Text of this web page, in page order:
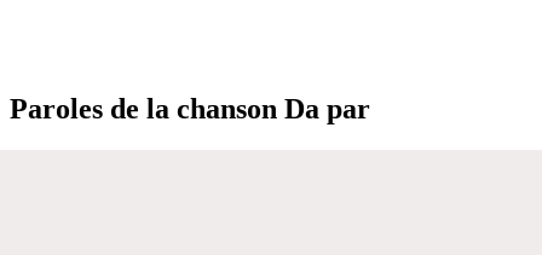
Paroles de la chanson Da par